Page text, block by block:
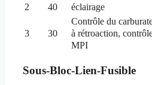
2
40 éclairage
3 30
Contrôle du
à rétroaction,
MPI
Sous-Bloc-Lien-Fusible